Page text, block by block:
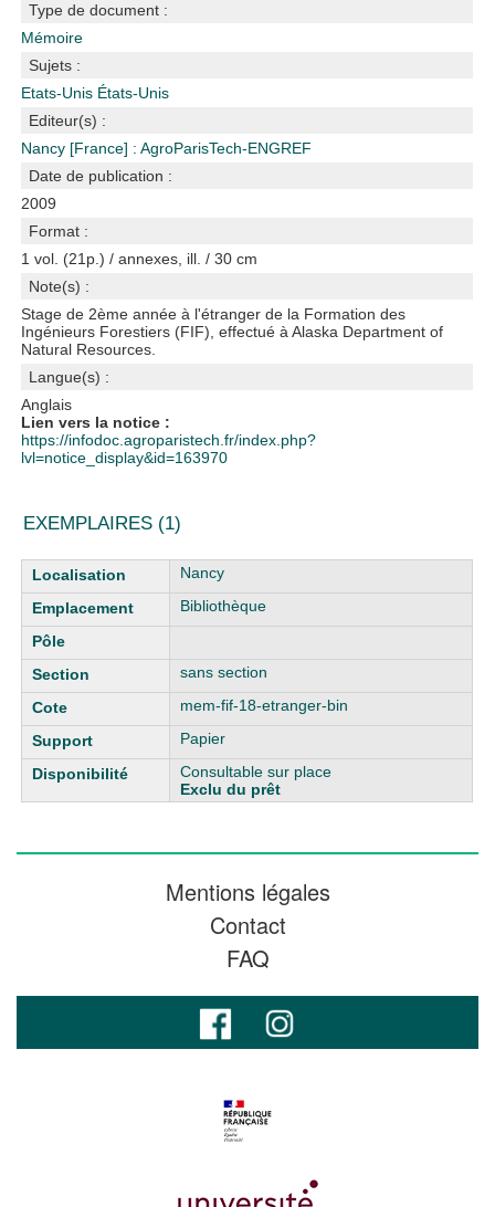
Type de document :
Mémoire
Sujets :
Etats-Unis États-Unis
Editeur(s) :
Nancy [France] : AgroParisTech-ENGREF
Date de publication :
2009
Format :
1 vol. (21p.) / annexes, ill. / 30 cm
Note(s) :
Stage de 2ème année à l'étranger de la Formation des
Ingénieurs Forestiers (FIF), effectué à Alaska Department of
Natural Resources.
Langue(s) :
Anglais
Lien vers la notice :
https://infodoc.agroparistech.fr/index.php?
lvl=notice_display&id=163970
EXEMPLAIRES (1)
Liste des exemplaires
Nancy
Bibliothèque
sans section
mem-fif-18-etranger-bin
Papier
Consultable sur place
Exclu du prêt
Mentions légales
Contact
FAQ